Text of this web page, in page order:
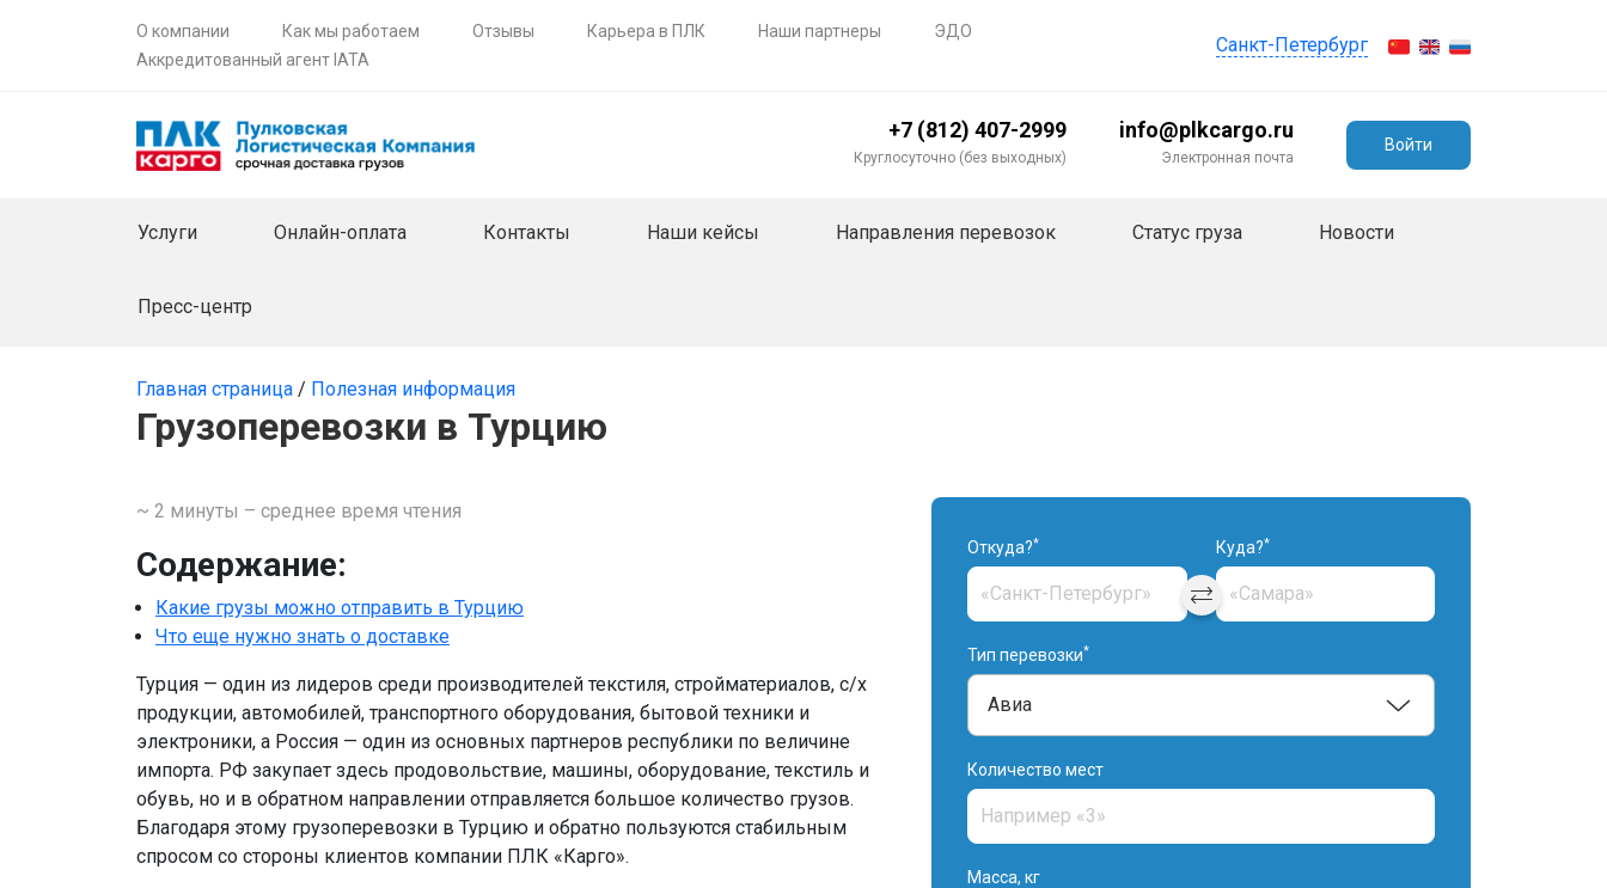
О компании Как мы работаем Отзывы Карьера в ПЛК Наши партнеры
ЭДО
Аккредитованный агент IATA
Санкт-Петербург
+7 (812) 407-2999
Круглосуточно (без выходных)
info@plkcargo.ru
Электронная почта
Войти
Услуги Онлайн-оплата Контакты Наши кейсы Направления перевозок Статус груза Новости
Пресс-центр
Главная страница / Полезная информация
Грузоперевозки в Турцию
~ 2 минуты – среднее время чтения
Содержание:
Какие грузы можно отправить в Турцию
Что еще нужно знать о доставке
Турция — один из лидеров среди производителей текстиля, стройматериалов, с/х
продукции, автомобилей, транспортного оборудования, бытовой техники и
электроники, а Россия — один из основных партнеров республики по величине
импорта. РФ закупает здесь продовольствие, машины, оборудование, текстиль и
обувь, но и в обратном направлении отправляется большое количество грузов.
Благодаря этому грузоперевозки в Турцию и обратно пользуются стабильным
спросом со стороны клиентов компании ПЛК «Карго».
Откуда?* Куда?*
Тип перевозки*
Количество мест
Масса, кг